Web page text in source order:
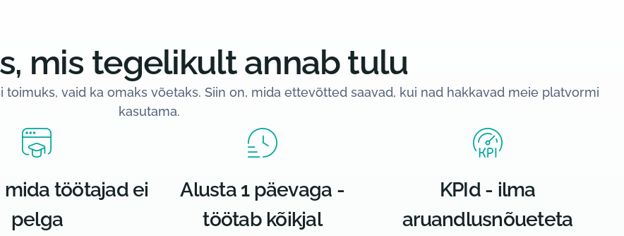
mis tegelikult annab tulu
vaid ka omaks võetaks. Siin on, mida ettevõtted saavad, kui nad hakkavad meie platvormi
kasutama.
mida töötajad ei
pelga
Alusta 1 päevaga -
töötab kõikjal
KPId - ilma
aruandlusnõueteta